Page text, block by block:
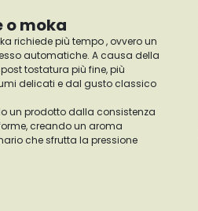
moka
richiede più tempo , ovvero un
automatiche. A causa della
tostatura più fine, più
delicati e dal gusto classico
un prodotto dalla consistenza
creando un aroma
che sfrutta la pressione